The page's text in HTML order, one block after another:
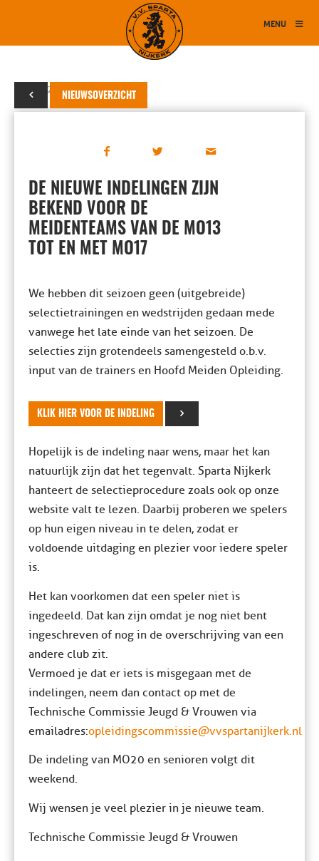
MENU
NIEUWSOVERZICHT
07 juni 2022
DE NIEUWE INDELINGEN ZIJN
BEKEND VOOR DE
MEIDENTEAMS VAN DE MO13
TOT EN MET MO17
We hebben dit seizoen geen (uitgebreide)
selectietrainingen en wedstrijden gedaan mede
vanwege het late einde van het seizoen. De
selecties zijn grotendeels samengesteld o.b.v.
input van de trainers en Hoofd Meiden Opleiding.
KLIK HIER VOOR DE INDELING
Hopelijk is de indeling naar wens, maar het kan
natuurlijk zijn dat het tegenvalt. Sparta Nijkerk
hanteert de selectieprocedure zoals ook op onze
website valt te lezen. Daarbij proberen we spelers
op hun eigen niveau in te delen, zodat er
voldoende uitdaging en plezier voor iedere speler
is.
Het kan voorkomen dat een speler niet is
ingedeeld. Dat kan zijn omdat je nog niet bent
ingeschreven of nog in de overschrijving van een
andere club zit.
Vermoed je dat er iets is misgegaan met de
indelingen, neem dan contact op met de
Technische Commissie Jeugd & Vrouwen via
emailadres:opleidingscommissie@vvspartanijkerk.nl
De indeling van MO20 en senioren volgt dit
weekend.
Wij wensen je veel plezier in je nieuwe team.
Technische Commissie Jeugd & Vrouwen